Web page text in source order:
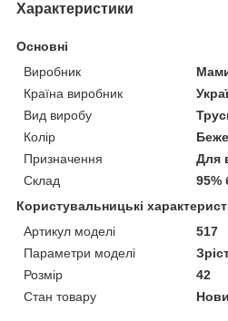
Характеристики
Основні
Виробник
Країна виробник
Вид виробу
Колір
Призначення
Для
Склад
95%
Користувальницькі
Артикул моделі
517
Параметри моделі
Розмір
42
Стан товару